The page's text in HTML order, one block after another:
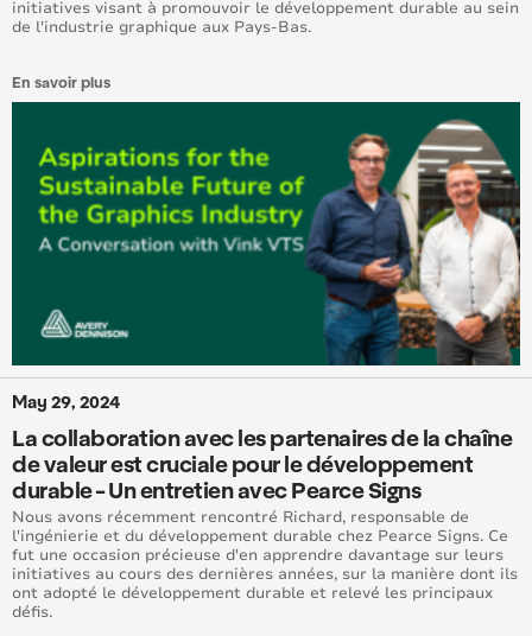
initiatives visant à promouvoir le développement durable au sein
de l'industrie graphique aux Pays-Bas.
En savoir plus
May 29, 2024
La collaboration avec les partenaires de la chaîne
de valeur est cruciale pour le développement
durable - Un entretien avec Pearce Signs
Nous avons récemment rencontré Richard, responsable de
l'ingénierie et du développement durable chez Pearce Signs. Ce
fut une occasion précieuse d'en apprendre davantage sur leurs
initiatives au cours des dernières années, sur la manière dont ils
ont adopté le développement durable et relevé les principaux
défis.